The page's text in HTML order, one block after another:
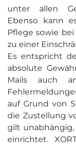
unter allen
Ebenso kann
Pflege sowie
zu einer
Es entspricht
absolute
Mails auch
auf Grund von
die Zustellung
gilt unabhängig,
einrichtet.